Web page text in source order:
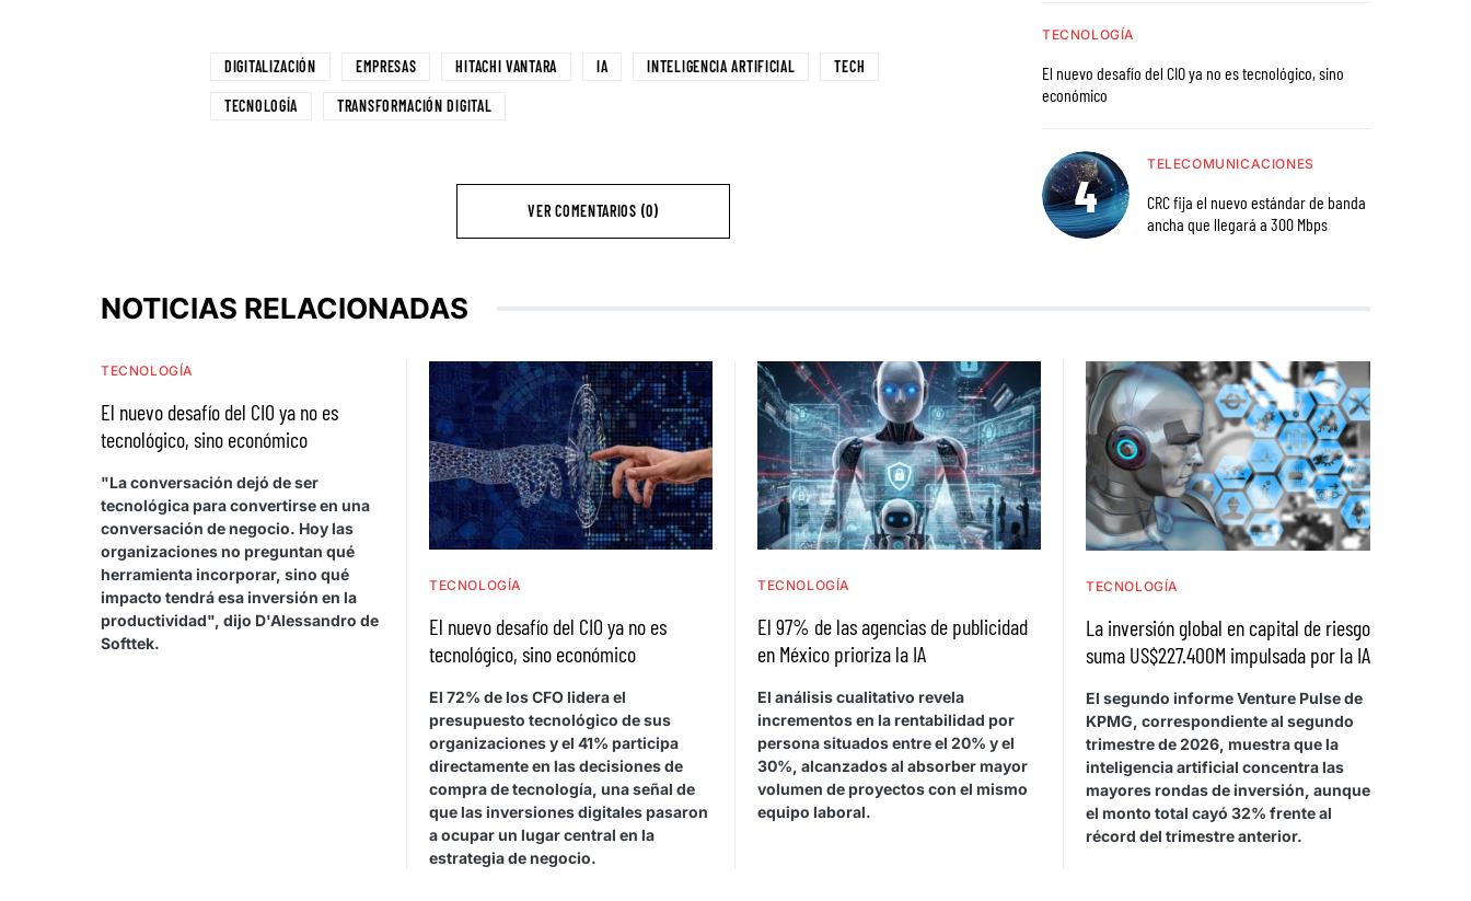
DIGITALIZACIÓN EMPRESAS HITACHI VANTARA IA INTELIGENCIA ARTIFICIAL TECH
TECNOLOGÍA TRANSFORMACIÓN DIGITAL
VER COMENTARIOS (0)
TECNOLOGÍA
El nuevo desafío del CIO ya no es tecnológico, sino
económico
TELECOMUNICACIONES
CRC fija el nuevo estándar de banda
ancha que llegará a 300 Mbps
NOTICIAS RELACIONADAS
TECNOLOGÍA
El nuevo desafío del CIO ya no es
tecnológico, sino económico
"La conversación dejó de ser
tecnológica para convertirse en una
conversación de negocio. Hoy las
organizaciones no preguntan qué
herramienta incorporar, sino qué
impacto tendrá esa inversión en la
productividad", dijo D'Alessandro de
Softtek.
TECNOLOGÍA
El nuevo desafío del CIO ya no es
tecnológico, sino económico
El 72% de los CFO lidera el
presupuesto tecnológico de sus
organizaciones y el 41% participa
directamente en las decisiones de
compra de tecnología, una señal de
que las inversiones digitales pasaron
a ocupar un lugar central en la
estrategia de negocio.
TECNOLOGÍA
El 97% de las agencias de publicidad
en México prioriza la IA
El análisis cualitativo revela
incrementos en la rentabilidad por
persona situados entre el 20% y el
30%, alcanzados al absorber mayor
volumen de proyectos con el mismo
equipo laboral.
TECNOLOGÍA
La inversión global en capital de riesgo
suma US$227.400M impulsada por la IA
El segundo informe Venture Pulse de
KPMG, correspondiente al segundo
trimestre de 2026, muestra que la
inteligencia artificial concentra las
mayores rondas de inversión, aunque
el monto total cayó 32% frente al
récord del trimestre anterior.